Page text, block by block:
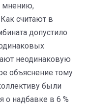
мнению,
считают в
допустило
неодинаковую
объяснение тому
были
надбавке в 6 %